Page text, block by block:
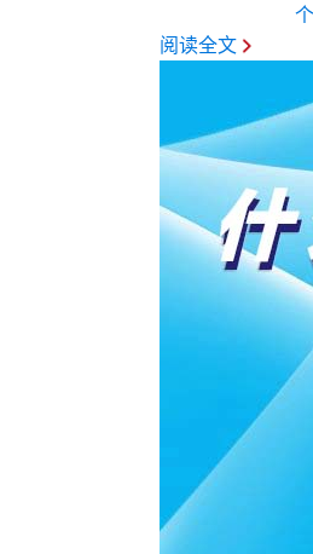
阅读全文